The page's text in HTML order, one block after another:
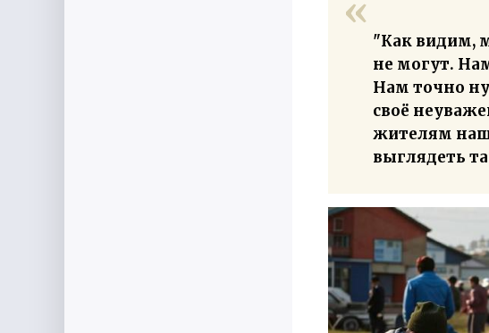
"Как видим,
не могут.
Нам точно
своё
жителям
выглядеть